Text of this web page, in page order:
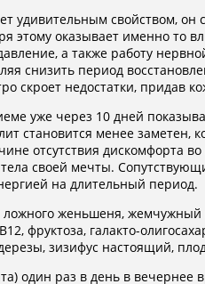
удивительным свойством,
этому оказывает именно то
а также работу
снизить период
скроет недостатки, придав
уже через 10 дней
становится менее заметен,
отсутствия дискомфорта
своей мечты.
на длительный период.
женьшеня, жемчужный
фруктоза, галакто-
зизифус настоящий,
один раз в день в вечернее